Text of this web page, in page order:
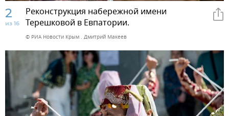
2
из 16
Реконструкция набережной имени
Терешковой в Евпатории.
© РИА Новости Крым . Дмитрий Макеев